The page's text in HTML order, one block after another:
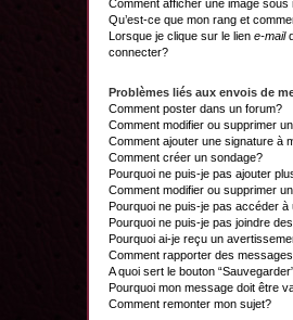
Comment afficher une image sous
Qu’est-ce que mon rang et
Lorsque je clique sur le lien e-mail
connecter?
Problèmes liés aux envois de
Comment poster dans un forum?
Comment modifier ou supprimer
Comment ajouter une signature à
Comment créer un sondage?
Pourquoi ne puis-je pas ajouter
Comment modifier ou supprimer
Pourquoi ne puis-je pas accéder à
Pourquoi ne puis-je pas joindre
Pourquoi ai-je reçu un
Comment rapporter des
A quoi sert le bouton
Pourquoi mon message doit être
Comment remonter mon sujet?